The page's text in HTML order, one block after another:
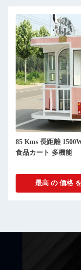
85 Kms 長距離
食品カート 多機能
最高 の 価格